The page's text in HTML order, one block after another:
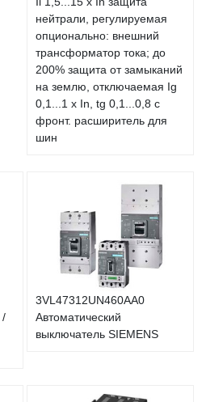
нейтрали, регулируемая
опционально: внешний
трансформатор тока; до
200% защита от замыканий
на землю, отключаемая Ig
0,1...1 x In, tg 0,1...0,8 с
фронт. расширитель для
шин
/
3VL47312UN460AA0
Автоматический
выключатель SIEMENS